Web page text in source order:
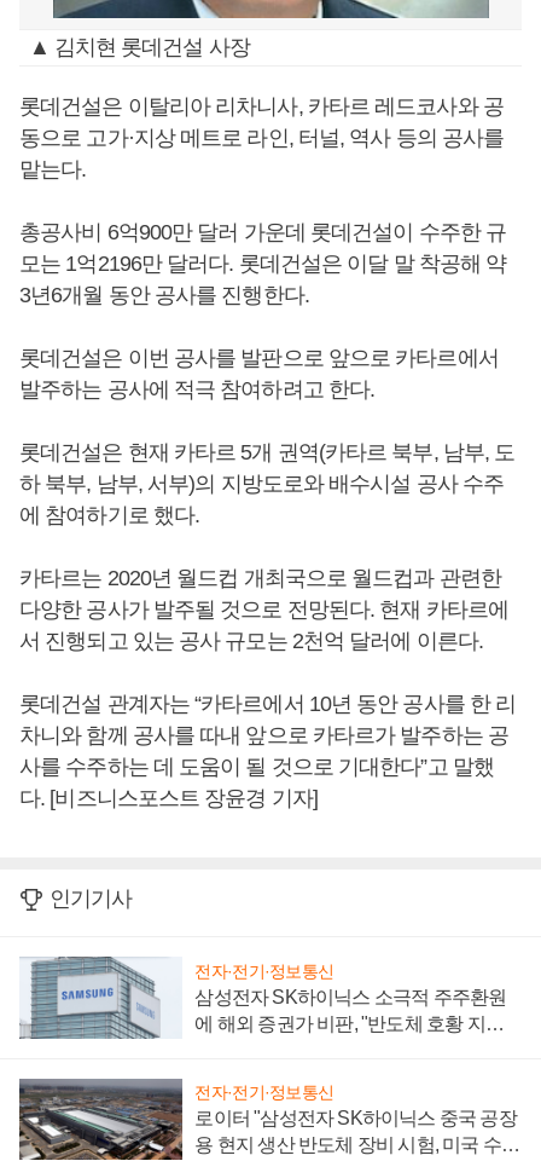
▲ 김치현 롯데건설 사장
롯데건설은 이탈리아 리차니사, 카타르 레드코사와 공
동으로 고가·지상 메트로 라인, 터널, 역사 등의 공사를
맡는다.
총공사비 6억900만 달러 가운데 롯데건설이 수주한 규
모는 1억2196만 달러다. 롯데건설은 이달 말 착공해 약
3년6개월 동안 공사를 진행한다.
롯데건설은 이번 공사를 발판으로 앞으로 카타르에서
발주하는 공사에 적극 참여하려고 한다.
롯데건설은 현재 카타르 5개 권역(카타르 북부, 남부, 도
하 북부, 남부, 서부)의 지방도로와 배수시설 공사 수주
에 참여하기로 했다.
카타르는 2020년 월드컵 개최국으로 월드컵과 관련한
다양한 공사가 발주될 것으로 전망된다. 현재 카타르에
서 진행되고 있는 공사 규모는 2천억 달러에 이른다.
롯데건설 관계자는 “카타르에서 10년 동안 공사를 한 리
차니와 함께 공사를 따내 앞으로 카타르가 발주하는 공
사를 수주하는 데 도움이 될 것으로 기대한다”고 말했
다. [비즈니스포스트 장윤경 기자]
인기기사
전자·전기·정보통신
삼성전자 SK하이닉스 소극적 주주환원
에 해외 증권가 비판, "반도체 호황 지속
전자·전기·정보통신
로이터 "삼성전자 SK하이닉스 중국 공장
용 현지 생산 반도체 장비 시험, 미국 수출